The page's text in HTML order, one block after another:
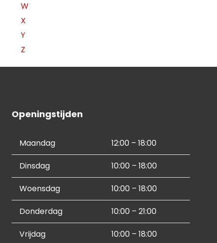
W
X
Y
Z
Openingstijden
Maandag 12:00 – 18:00
Dinsdag 10:00 – 18:00
Woensdag 10:00 – 18:00
Donderdag 10:00 – 21:00
Vrijdag 10:00 – 18:00